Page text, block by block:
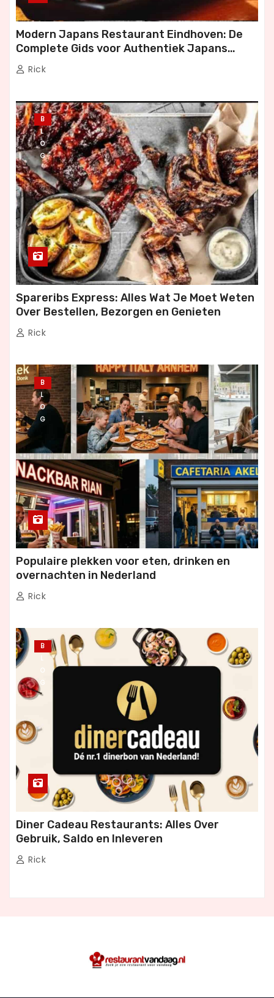
Modern Japans Restaurant Eindhoven: De
Complete Gids voor Authentiek Japans
Dineren
Rick
B
L
O
G
Spareribs Express: Alles Wat Je Moet Weten
Over Bestellen, Bezorgen en Genieten
Rick
B
L
O
G
Populaire plekken voor eten, drinken en
overnachten in Nederland
Rick
B
L
O
G
Diner Cadeau Restaurants: Alles Over
Gebruik, Saldo en Inleveren
Rick